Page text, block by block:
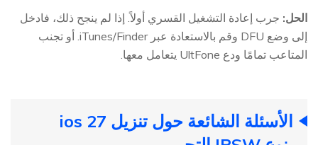
الحل: جرب إعادة التشغيل القسري أولاً. إذا لم ينجح ذلك، فادخل
إلى وضع DFU وقم بالاستعادة عبر iTunes/Finder. أو تجنب
المتاعب تمامًا ودع UltFone يتعامل معها.
الأسئلة الشائعة حول تنزيل ios 27